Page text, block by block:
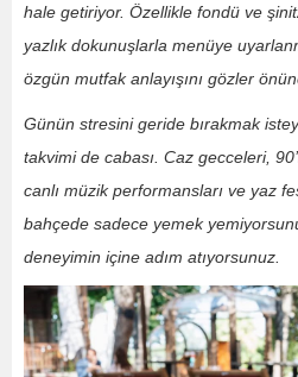
hale getiriyor. Özellikle fondü ve
yazlık dokunuşlarla menüye
özgün mutfak anlayışını gözler
Günün stresini geride bırakmak
takvimi de cabası. Caz gecceleri,
canlı müzik performansları ve yaz
bahçede sadece yemek
deneyimin içine adım atıyorsunuz.